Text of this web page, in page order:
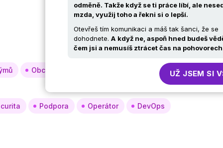
Obchod, nákup
Podpora Operátor DevOps
odměně. Takže když se ti práce líbí, ale nesedí ti
mzda, využij toho a řekni si o lepší.
Otevřeš tím komunikaci a máš tak šanci, že se
když ne, aspoň hned budeš vědět na
čem jsi a nemusíš ztrácet čas na pohovorech…:-)
UŽ JSEM SI VŠIML